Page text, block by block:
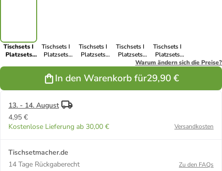
Tischsets I
Platzsets
Tischsets I
Platzsets
Shirt" (L)30 x
(B)40
Tischsets I
Platzsets
bunten
Tischsets I
Platzsets
"Papagei mit
Palmen"
Tischsets I
Platzsets
"Tropische
(L)30 x (B)40
Warum ändern sich die Preise?
In den Warenkorb für29,90 €
13. - 14. August
4,95 €
Kostenlose Lieferung ab 30,00 €
Versandkosten
Tischsetmacher.de
14 Tage Rückgaberecht
Zu den FAQs